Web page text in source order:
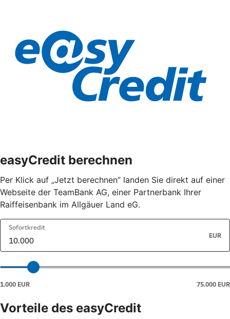
easyCredit berechnen
Per Klick auf „Jetzt berechnen” landen Sie direkt auf einer
Webseite der TeamBank AG, einer Partnerbank Ihrer
Raiffeisenbank im Allgäuer Land eG.
Vorteile des easyCredit